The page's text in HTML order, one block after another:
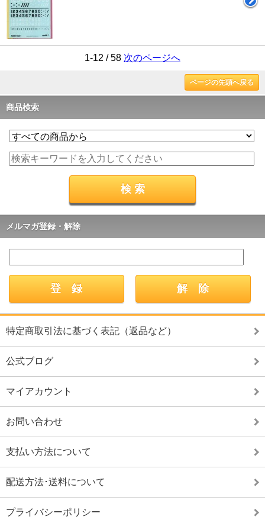
1-12 / 58 次のページへ
ページの先頭へ戻る
商品検索
メルマガ登録・解除
特定商取引法に基づく表記（返品など）
公式ブログ
マイアカウント
お問い合わせ
支払い方法について
配送方法･送料について
プライバシーポリシー